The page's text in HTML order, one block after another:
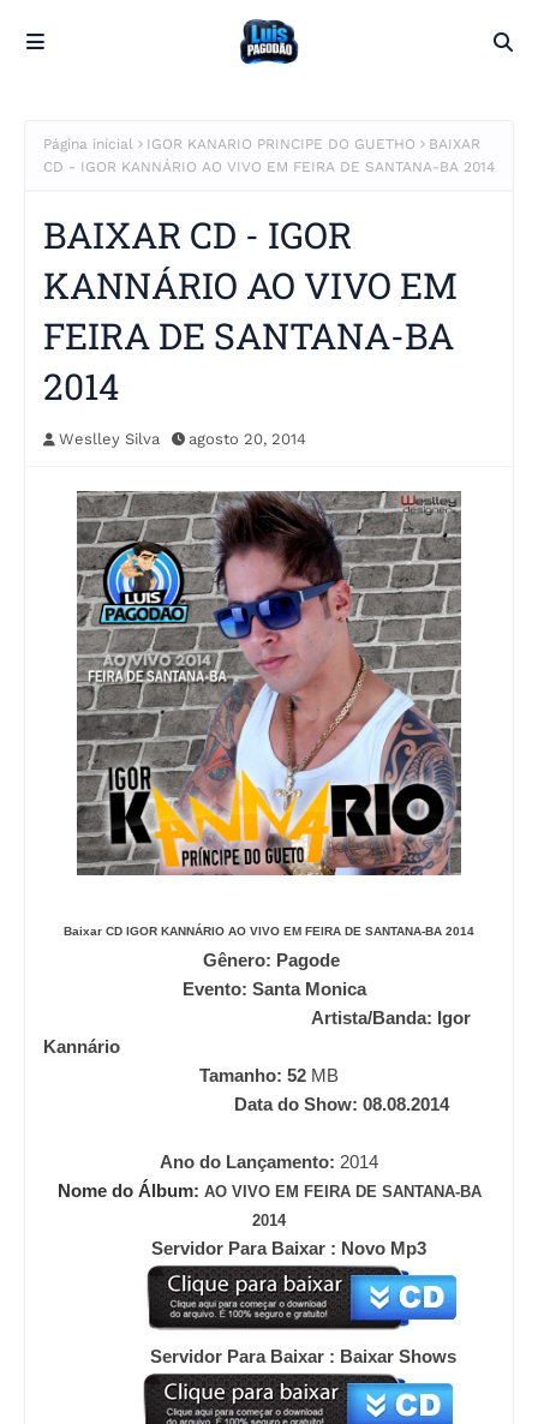
Página inicial IGOR KANARIO PRINCIPE DO GUETHO
BAIXAR
CD - IGOR KANNÁRIO AO VIVO EM FEIRA DE SANTANA-BA 2014
BAIXAR CD - IGOR
KANNÁRIO AO VIVO EM
FEIRA DE SANTANA-BA
2014
Weslley Silva agosto 20, 2014
Baixar CD IGOR KANNÁRIO AO VIVO EM FEIRA DE SANTANA-BA 2014
Gênero: Pagode
Evento: Santa Monica
Artista/Banda: Igor
Kannário
Tamanho: 52 MB
Data do Show: 08.08.2014
Ano do Lançamento: 2014
Nome do Álbum: AO VIVO EM FEIRA DE SANTANA-BA
2014
Servidor Para Baixar : Novo Mp3
Servidor Para Baixar : Baixar Shows